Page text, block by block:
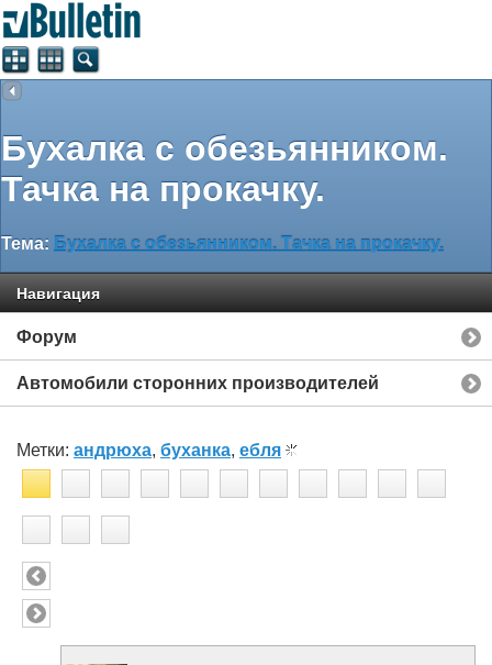
Бухалка с обезьянником.
Тачка на прокачку.
Тема: Бухалка с обезьянником. Тачка на прокачку.
Навигация
Форум
Автомобили сторонних производителей
Метки: андрюха, буханка, ебля